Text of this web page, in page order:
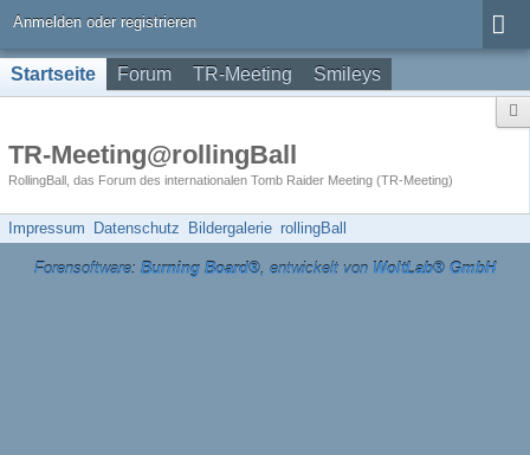
Anmelden oder registrieren
Startseite Forum TR-Meeting Smileys
TR-Meeting@rollingBall
RollingBall, das Forum des internationalen Tomb Raider Meeting (TR-Meeting)
Impressum Datenschutz Bildergalerie rollingBall
Forensoftware: Burning Board®, entwickelt von WoltLab® GmbH